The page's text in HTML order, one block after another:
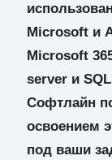
Microsoftи
Microsoft
server и
Софтлайн
освоением
под ваши